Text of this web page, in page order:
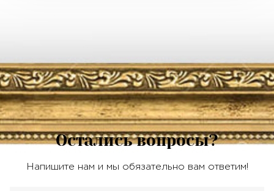
Остались вопросы?
Напишите нам и мы обязательно вам ответим!